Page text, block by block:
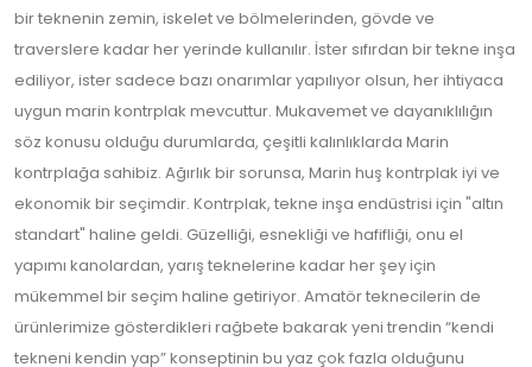
bir teknenin zemin, iskelet ve bölmelerinden, gövde ve
traverslere kadar her yerinde kullanılır. İster sıfırdan bir tekne inşa
ediliyor, ister sadece bazı onarımlar yapılıyor olsun, her ihtiyaca
uygun marin kontrplak mevcuttur. Mukavemet ve dayanıklılığın
söz konusu olduğu durumlarda, çeşitli kalınlıklarda Marin
kontrplağa sahibiz. Ağırlık bir sorunsa, Marin huş kontrplak iyi ve
ekonomik bir seçimdir. Kontrplak, tekne inşa endüstrisi için "altın
standart" haline geldi. Güzelliği, esnekliği ve hafifliği, onu el
yapımı kanolardan, yarış teknelerine kadar her şey için
mükemmel bir seçim haline getiriyor. Amatör teknecilerin de
ürünlerimize gösterdikleri rağbete bakarak yeni trendin “kendi
tekneni kendin yap” konseptinin bu yaz çok fazla olduğunu